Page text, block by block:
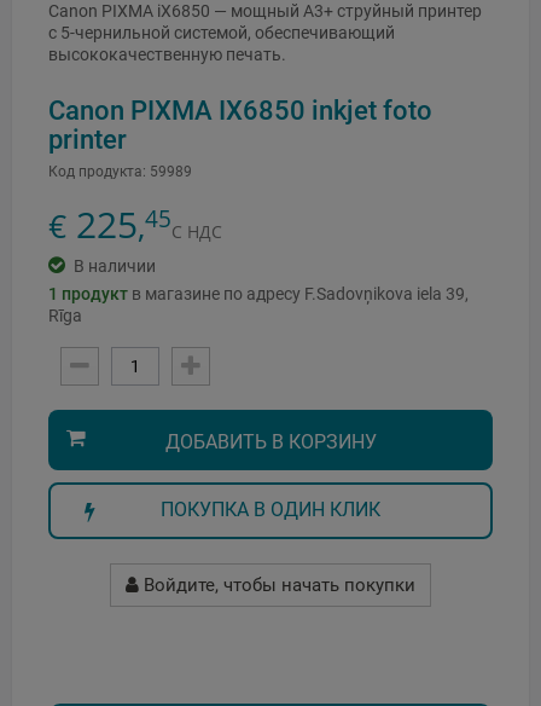
Canon PIXMA iX6850 — мощный A3+ струйный принтер
с 5-чернильной системой, обеспечивающий
высококачественную печать.
Canon PIXMA IX6850 inkjet foto
printer
Код продукта: 59989
€ 225,45С НДС
В наличии
1 продукт в магазине по адресу F.Sadovņikova iela 39,
Rīga
ДОБАВИТЬ В КОРЗИНУ
ПОКУПКА В ОДИН КЛИК
Войдите, чтобы начать покупки